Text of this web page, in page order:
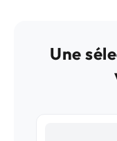
Une